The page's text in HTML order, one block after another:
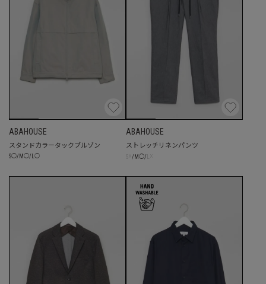
ABAHOUSE
スタンドカラータックブルゾン
S◯/ M ◯/ L◯
ABAHOUSE
ストレッチリネンパンツ
/ M ◯/